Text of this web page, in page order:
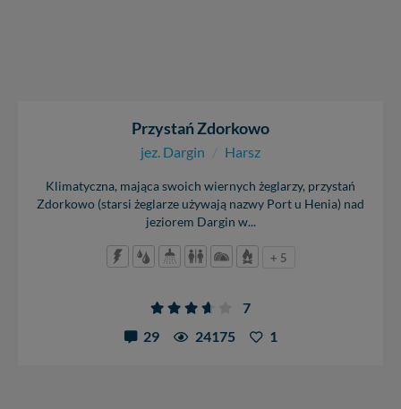
Przystań Zdorkowo
jez. Dargin / Harsz
Klimatyczna, mająca swoich wiernych żeglarzy, przystań
Zdorkowo (starsi żeglarze używają nazwy Port u Henia) nad
jeziorem Dargin w...
+ 5
7
29
24175 1